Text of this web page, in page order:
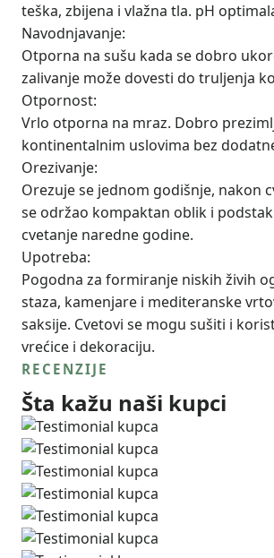
teška, zbijena i vlažna tla. pH
Navodnjavanje:
Otporna na sušu kada se dobro
zalivanje može dovesti do truljenja
Otpornost:
Vrlo otporna na mraz. Dobro
kontinentalnim uslovima bez
Orezivanje:
Orezuje se jednom godišnje, nakon
se održao kompaktan oblik i
cvetanje naredne godine.
Upotreba:
Pogodna za formiranje niskih živih
staza, kamenjare i mediteranske
saksije. Cvetovi se mogu sušiti i
vrećice i dekoraciju.
RECENZIJE
Šta kažu naši kupci